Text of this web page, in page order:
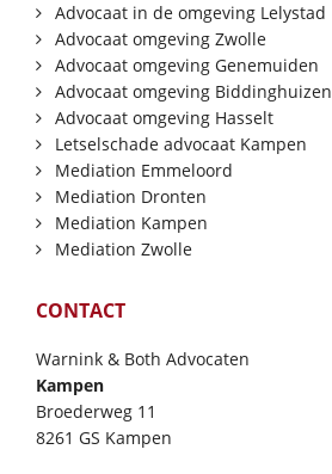
Advocaat in de omgeving Lelystad
Advocaat omgeving Zwolle
Advocaat omgeving Genemuiden
Advocaat omgeving Biddinghuizen
Advocaat omgeving Hasselt
Letselschade advocaat Kampen
Mediation Emmeloord
Mediation Dronten
Mediation Kampen
Mediation Zwolle
CONTACT
Warnink & Both Advocaten
Kampen
Broederweg 11
8261 GS Kampen